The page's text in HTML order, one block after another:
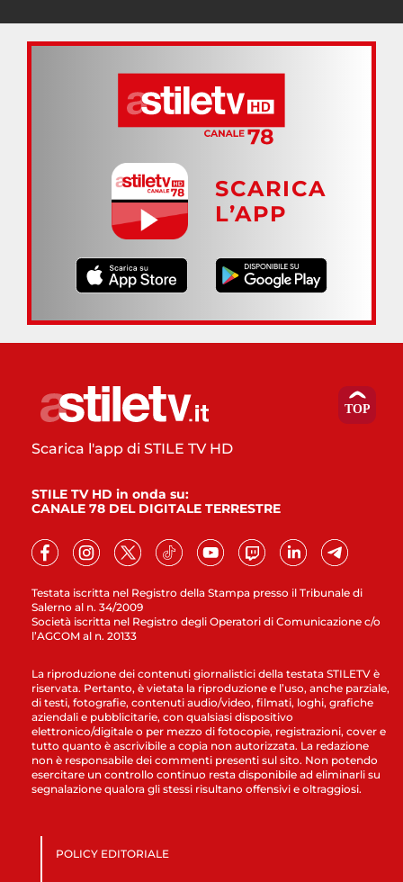
SCARICA
L’APP
Testata iscritta nel Registro della Stampa presso il Tribunale di
Salerno al n. 34/2009
Società iscritta nel Registro degli Operatori di Comunicazione c/o
l’AGCOM al n. 20133
Scarica l'app di STILE TV HD
STILE TV HD in onda su:
CANALE 78 DEL DIGITALE TERRESTRE
La riproduzione dei contenuti giornalistici della testata STILETV è
riservata. Pertanto, è vietata la riproduzione e l’uso, anche parziale,
di testi, fotografie, contenuti audio/video, filmati, loghi, grafiche
aziendali e pubblicitarie, con qualsiasi dispositivo
elettronico/digitale o per mezzo di fotocopie, registrazioni, cover e
tutto quanto è ascrivibile a copia non autorizzata. La redazione
non è responsabile dei commenti presenti sul sito. Non potendo
esercitare un controllo continuo resta disponibile ad eliminarli su
segnalazione qualora gli stessi risultano offensivi e oltraggiosi.
POLICY EDITORIALE